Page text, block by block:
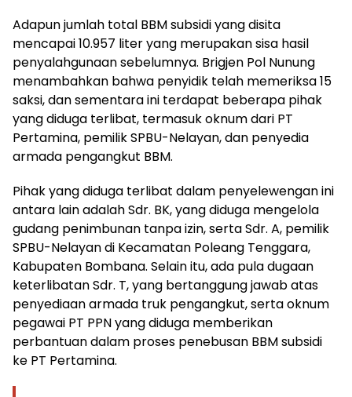
Adapun jumlah total BBM subsidi yang disita
mencapai 10.957 liter yang merupakan sisa hasil
penyalahgunaan sebelumnya. Brigjen Pol Nunung
menambahkan bahwa penyidik telah memeriksa 15
saksi, dan sementara ini terdapat beberapa pihak
yang diduga terlibat, termasuk oknum dari PT
Pertamina, pemilik SPBU-Nelayan, dan penyedia
armada pengangkut BBM.
Pihak yang diduga terlibat dalam penyelewengan ini
antara lain adalah Sdr. BK, yang diduga mengelola
gudang penimbunan tanpa izin, serta Sdr. A, pemilik
SPBU-Nelayan di Kecamatan Poleang Tenggara,
Kabupaten Bombana. Selain itu, ada pula dugaan
keterlibatan Sdr. T, yang bertanggung jawab atas
penyediaan armada truk pengangkut, serta oknum
pegawai PT PPN yang diduga memberikan
perbantuan dalam proses penebusan BBM subsidi
ke PT Pertamina.